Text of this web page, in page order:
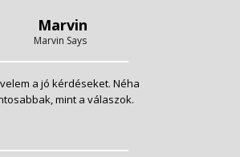
Marvin
Marvin Says
a jó kérdéseket. Néha
mint a válaszok.